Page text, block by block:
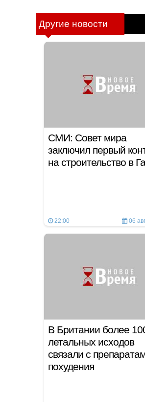
Другие новости
СМИ: Совет мира
заключил первый
на строительство в
22:00 06
В Британии более
летальных исходов
связали с
похудения